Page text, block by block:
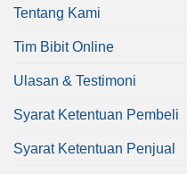
Tentang Kami
Tim Bibit Online
Ulasan & Testimoni
Syarat Ketentuan Pembeli
Syarat Ketentuan Penjual